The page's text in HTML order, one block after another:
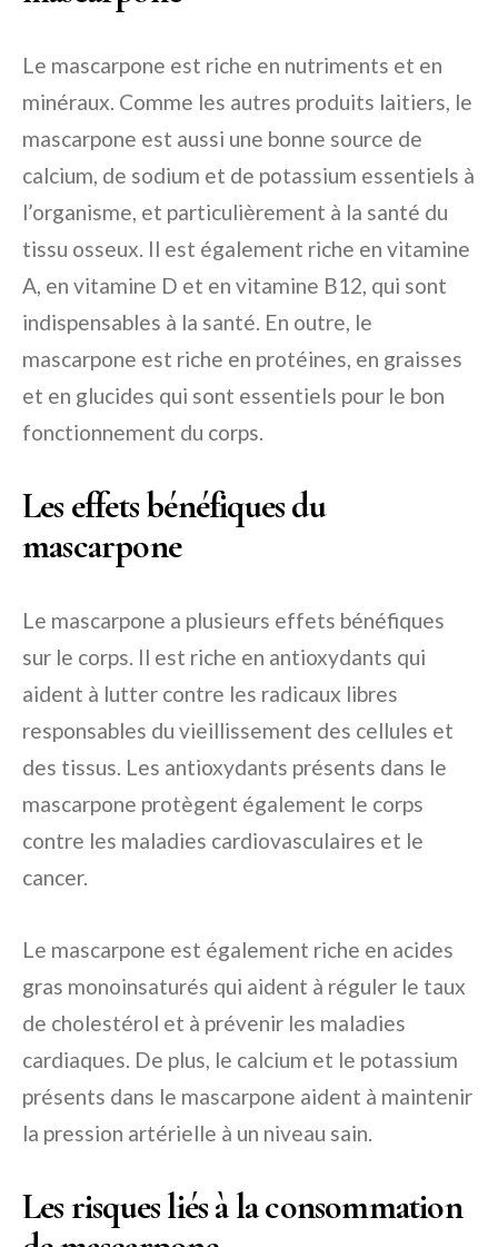
Le mascarpone est riche en nutriments et en
minéraux. Comme les autres produits laitiers, le
mascarpone est aussi une bonne source de
calcium, de sodium et de potassium essentiels à
l’organisme, et particulièrement à la santé du
tissu osseux. Il est également riche en vitamine
A, en vitamine D et en vitamine B12, qui sont
indispensables à la santé. En outre, le
mascarpone est riche en protéines, en graisses
et en glucides qui sont essentiels pour le bon
fonctionnement du corps.
Les effets bénéfiques du
mascarpone
Le mascarpone a plusieurs effets bénéfiques
sur le corps. Il est riche en antioxydants qui
aident à lutter contre les radicaux libres
responsables du vieillissement des cellules et
des tissus. Les antioxydants présents dans le
mascarpone protègent également le corps
contre les maladies cardiovasculaires et le
cancer.
Le mascarpone est également riche en acides
gras monoinsaturés qui aident à réguler le taux
de cholestérol et à prévenir les maladies
cardiaques. De plus, le calcium et le potassium
présents dans le mascarpone aident à maintenir
la pression artérielle à un niveau sain.
Les risques liés à la consommation